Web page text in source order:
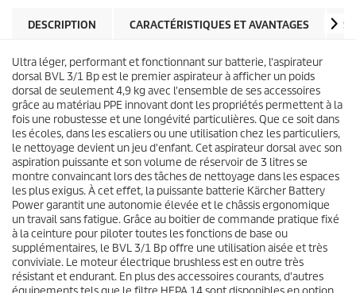
p
i
c
e
.
3
a
v
i
s
DESCRIPTION CARACTÉRISTIQUES ET AVANTAGES
Ultra léger, performant et fonctionnant sur batterie, l'aspirateur
dorsal BVL 3/1 Bp est le premier aspirateur à afficher un poids
dorsal de seulement 4,9 kg avec l'ensemble de ses accessoires
grâce au matériau PPE innovant dont les propriétés permettent à la
fois une robustesse et une longévité particulières. Que ce soit dans
les écoles, dans les escaliers ou une utilisation chez les particuliers,
le nettoyage devient un jeu d'enfant. Cet aspirateur dorsal avec son
aspiration puissante et son volume de réservoir de 3 litres se
montre convaincant lors des tâches de nettoyage dans les espaces
les plus exigus. À cet effet, la puissante batterie Kärcher Battery
Power garantit une autonomie élevée et le châssis ergonomique
un travail sans fatigue. Grâce au boitier de commande pratique fixé
à la ceinture pour piloter toutes les fonctions de base ou
supplémentaires, le BVL 3/1 Bp offre une utilisation aisée et très
conviviale. Le moteur électrique brushless est en outre très
résistant et endurant. En plus des accessoires courants, d'autres